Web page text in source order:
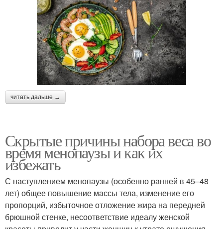
читать дальше →
Скрытые причины набора веса во
время менопаузы и как их
избежать
С наступлением менопаузы (особенно ранней в 45–48
лет) общее повышение массы тела, изменение его
пропорций, избыточное отложение жира на передней
брюшной стенке, несоответствие идеалу женской